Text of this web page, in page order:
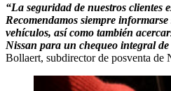
“La seguridad de nuestros clientes
Recomendamos siempre
vehículos, así como también
Nissan para un chequeo integral
Bollaert, subdirector de posventa de